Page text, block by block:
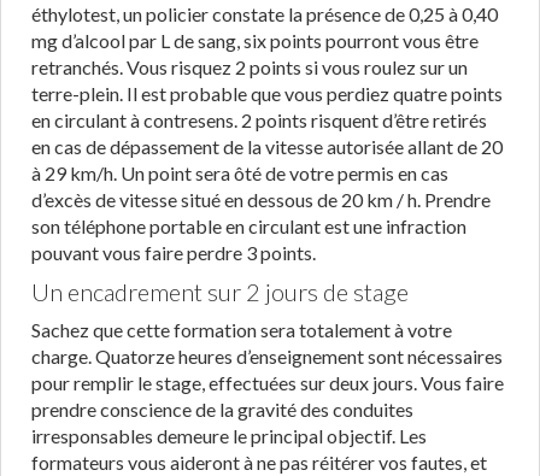
éthylotest, un policier constate la présence de 0,25 à 0,40
mg d’alcool par L de sang, six points pourront vous être
retranchés. Vous risquez 2 points si vous roulez sur un
terre-plein. Il est probable que vous perdiez quatre points
en circulant à contresens. 2 points risquent d’être retirés
en cas de dépassement de la vitesse autorisée allant de 20
à 29 km/h. Un point sera ôté de votre permis en cas
d’excès de vitesse situé en dessous de 20 km / h. Prendre
son téléphone portable en circulant est une infraction
pouvant vous faire perdre 3 points.
Un encadrement sur 2 jours de stage
Sachez que cette formation sera totalement à votre
charge. Quatorze heures d’enseignement sont nécessaires
pour remplir le stage, effectuées sur deux jours. Vous faire
prendre conscience de la gravité des conduites
irresponsables demeure le principal objectif. Les
formateurs vous aideront à ne pas réitérer vos fautes, et